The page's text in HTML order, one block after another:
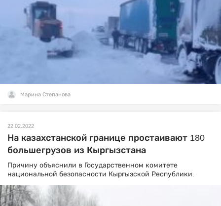
Марина Степанова
22.02.2022
На казахстанской границе простаивают 180
большегрузов из Кыргызстана
Причину объяснили в Государственном комитете
национальной безопасности Кыргызской Республики.